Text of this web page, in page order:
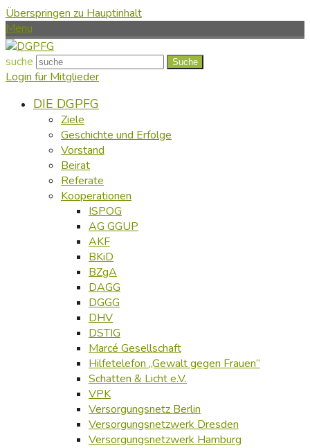
Überspringen zu Hauptinhalt
Menu
suche Suche
Login für Mitglieder
DIE DGPFG
Ziele
Geschichte und Erfolge
Vorstand
Beirat
Referate
Kooperationen
ISPOG
AG GGUP
AKF
BKiD
BZgA
DAGG
DGGG
DHV
DSTIG
Marcé Gesellschaft
Hilfetelefon „Gewalt gegen Frauen“
Schatten & Licht e.V.
VPK
Versorgungsnetz Berlin
Versorgungsnetzwerk Dresden
Versorgungsnetzwerk Hamburg